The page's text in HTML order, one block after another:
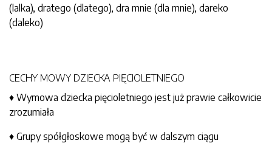
(lalka), dratego (dlatego), dra mnie (dla mnie), dareko
(daleko)
CECHY MOWY DZIECKA PIĘCIOLETNIEGO
♦ Wymowa dziecka pięcioletniego jest już prawie całkowicie
zrozumiała
♦ Grupy spółgłoskowe mogą być w dalszym ciągu